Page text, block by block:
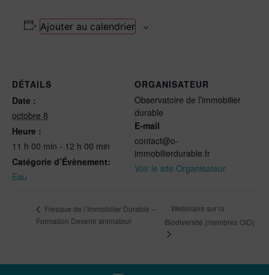
Ajouter au calendrier
DÉTAILS
Date :
octobre 8
Heure :
11 h 00 min - 12 h 00 min
Catégorie d’Évènement:
Eau
ORGANISATEUR
Observatoire de l’immobilier
durable
E-mail
contact@o-
immobilierdurable.fr
Voir le site Organisateur
Fresque de l’Immobilier Durable –
Formation Devenir animateur
Webinaire sur la
Biodiversité (membres OID)